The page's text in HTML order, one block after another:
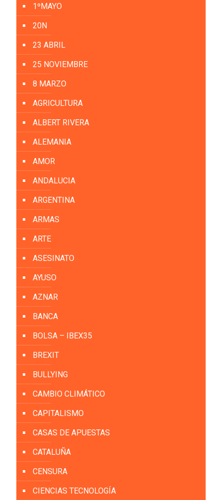
1ºMAYO
20N
23 ABRIL
25 NOVIEMBRE
8 MARZO
AGRICULTURA
ALBERT RIVERA
ALEMANIA
AMOR
ANDALUCIA
ARGENTINA
ARMAS
ARTE
ASESINATO
AYUSO
AZNAR
BANCA
BOLSA – IBEX35
BREXIT
BULLYING
CAMBIO CLIMÁTICO
CAPITALISMO
CASAS DE APUESTAS
CATALUÑA
CENSURA
CIENCIAS TECNOLOGÍA